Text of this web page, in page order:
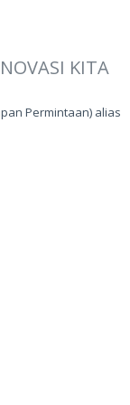
KITA
Permintaan) alias